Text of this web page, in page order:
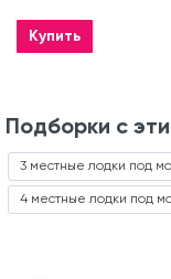
Купить
Подборки с
3 местные лодки под
4 местные лодки под